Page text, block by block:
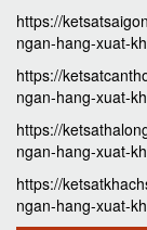
https://
ngan-hang-xuat-
https://
ngan-hang-xuat-
https://
ngan-hang-xuat-
https://
ngan-hang-xuat-